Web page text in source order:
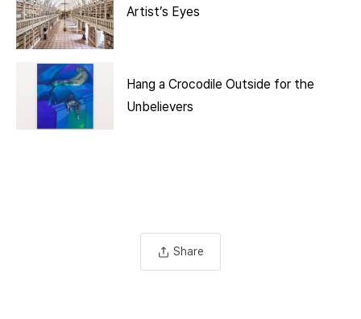
Artist’s Eyes
Hang a Crocodile Outside for the
Unbelievers
Share